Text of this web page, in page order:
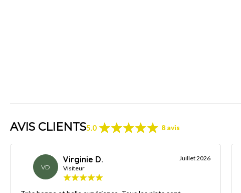
AVIS CLIENTS5.0 8 avis
VD
Virginie D.
Visiteur
Juillet 2026